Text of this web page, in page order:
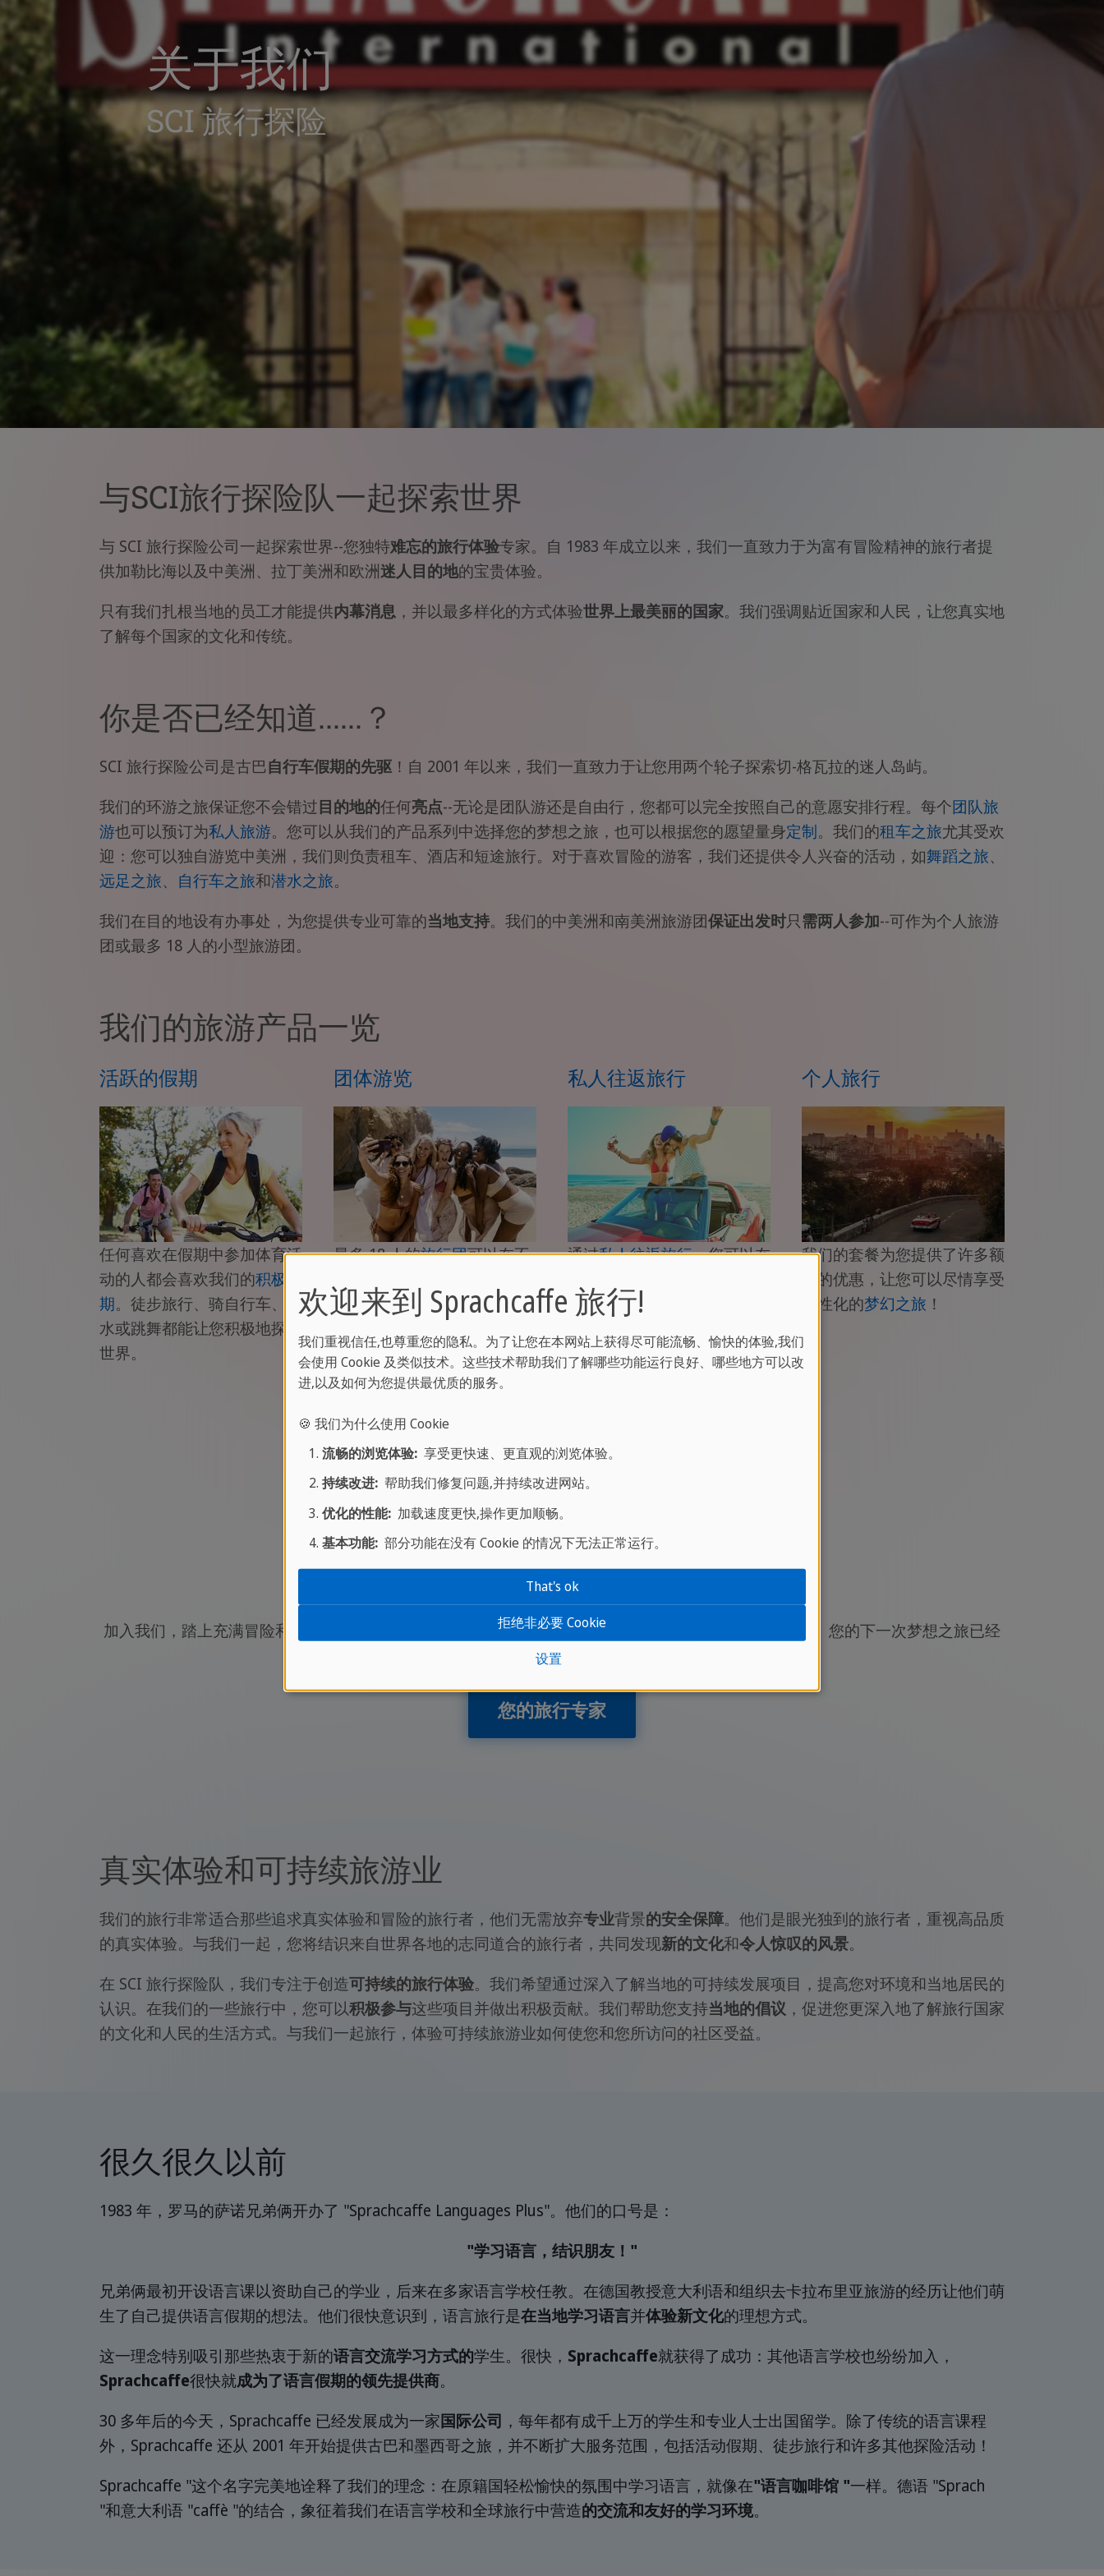
关于我们
SCI 旅行探险
与SCI旅行探险队一起探索世界
与 SCI 旅行探险公司一起探索世界--您独特难忘的旅行体验专家。自 1983 年成立以来，我们一直致力于为富有冒险精神的旅行者提
供加勒比海以及中美洲、拉丁美洲和欧洲迷人目的地的宝贵体验。
只有我们扎根当地的员工才能提供内幕消息 ，并以最多样化的方式体验世界上最美丽的国家。我们强调贴近国家和人民，让您真实地
了解每个国家的文化和传统。
你是否已经知道......？
SCI 旅行探险公司是古巴自行车假期的先驱 ！自 2001 年以来，我们一直致力于让您用两个轮子探索切-格瓦拉的迷人岛屿。
我们的环游之旅保证您不会错过目的地的任何亮点--无论是团队游还是自由行，您都可以完全按照自己的意愿安排行程。每个团队旅
游也可以预订为私人旅游。您可以从我们的产品系列中选择您的梦想之旅，也可以根据您的愿望量身定制。我们的租车之旅尤其受欢
迎：您可以独自游览中美洲，我们则负责租车、酒店和短途旅行。对于喜欢冒险的游客，我们还提供令人兴奋的活动，如舞蹈之旅、
远足之旅、 自行车之旅和潜水之旅。
我们在目的地设有办事处，为您提供专业可靠的当地支持。我们的中美洲和南美洲旅游团保证出发时只需两人参加--可作为个人旅游
团或最多 18 人的小型旅游团。
我们的旅游产品一览
活跃的假期
任何喜欢在假期中参加体育活
动的人都会喜欢我们的积极假
期。徒步旅行、骑自行车、潜
水或跳舞都能让您积极地探索
世界。
团体游览
最多 18 人的旅行团可以在不
地，一起发现地球上最美丽的
私人往返旅行
通过私人往返旅行，您可以在
驾车体验墨西哥和古巴等特定
个人旅行
我们的套餐为您提供了许多额
外的优惠，让您可以尽情享受
个性化的梦幻之旅 ！
难忘的旅程从这里开始
今天就开始计划行程--只需 2 分钟！
加入我们，踏上充满冒险和发现的旅程。与SCI旅游探险一起体验世界，并从我们的定制服务中获得灵感。您的下一次梦想之旅已经
在等着您--现在就联系我们，让我们的专家为您提供建议！
您的旅行专家
真实体验和可持续旅游业
我们的旅行非常适合那些追求真实体验和冒险的旅行者，他们无需放弃专业背景的安全保障。他们是眼光独到的旅行者，重视高品质
的真实体验。与我们一起，您将结识来自世界各地的志同道合的旅行者，共同发现新的文化和令人惊叹的风景。
在 SCI 旅行探险队，我们专注于创造可持续的旅行体验。我们希望通过深入了解当地的可持续发展项目，提高您对环境和当地居民的
认识。在我们的一些旅行中，您可以积极参与这些项目并做出积极贡献。我们帮助您支持当地的倡议 ，促进您更深入地了解旅行国家
的文化和人民的生活方式。与我们一起旅行，体验可持续旅游业如何使您和您所访问的社区受益。
很久很久以前
1983 年，罗马的萨诺兄弟俩开办了 "Sprachcaffe Languages Plus"。他们的口号是：
"学习语言，结识朋友！"
兄弟俩最初开设语言课以资助自己的学业，后来在多家语言学校任教。在德国教授意大利语和组织去卡拉布里亚旅游的经历让他们萌
生了自己提供语言假期的想法。他们很快意识到，语言旅行是在当地学习语言并体验新文化的理想方式。
这一理念特别吸引那些热衷于新的语言交流学习方式的学生。很快， Sprachcaffe就获得了成功：其他语言学校也纷纷加入，
Sprachcaffe很快就成为了语言假期的领先提供商。
30 多年后的今天，Sprachcaffe 已经发展成为一家国际公司 ，每年都有成千上万的学生和专业人士出国留学。除了传统的语言课程
外，Sprachcaffe 还从 2001 年开始提供古巴和墨西哥之旅，并不断扩大服务范围，包括活动假期、徒步旅行和许多其他探险活动！
Sprachcaffe "这个名字完美地诠释了我们的理念：在原籍国轻松愉快的氛围中学习语言，就像在"语言咖啡馆 "一样。德语 "Sprach
"和意大利语 "caffè "的结合，象征着我们在语言学校和全球旅行中营造的交流和友好的学习环境。
欢迎来到 Sprachcaffe 旅行!
我们重视信任,也尊重您的隐私。为了让您在本网站上获得尽可能流畅、愉快的体验,我们
会使用 Cookie 及类似技术。这些技术帮助我们了解哪些功能运行良好、哪些地方可以改
进,以及如何为您提供最优质的服务。
🍪 我们为什么使用 Cookie
流畅的浏览体验:享受更快速、更直观的浏览体验。
持续改进:帮助我们修复问题,并持续改进网站。
优化的性能:加载速度更快,操作更加顺畅。
基本功能:部分功能在没有 Cookie 的情况下无法正常运行。
设置
拒绝非必要 Cookie
That's ok